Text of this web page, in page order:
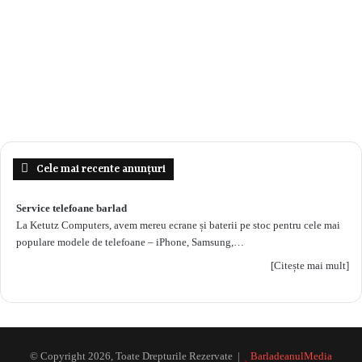
Cele mai recente anunțuri
Service telefoane barlad
La Ketutz Computers, avem mereu ecrane și baterii pe stoc pentru cele mai
populare modele de telefoane – iPhone, Samsung,…
[Citește mai mult]
© Copyright 2026, Toate Drepturile Rezervate | BarladeanulMedia